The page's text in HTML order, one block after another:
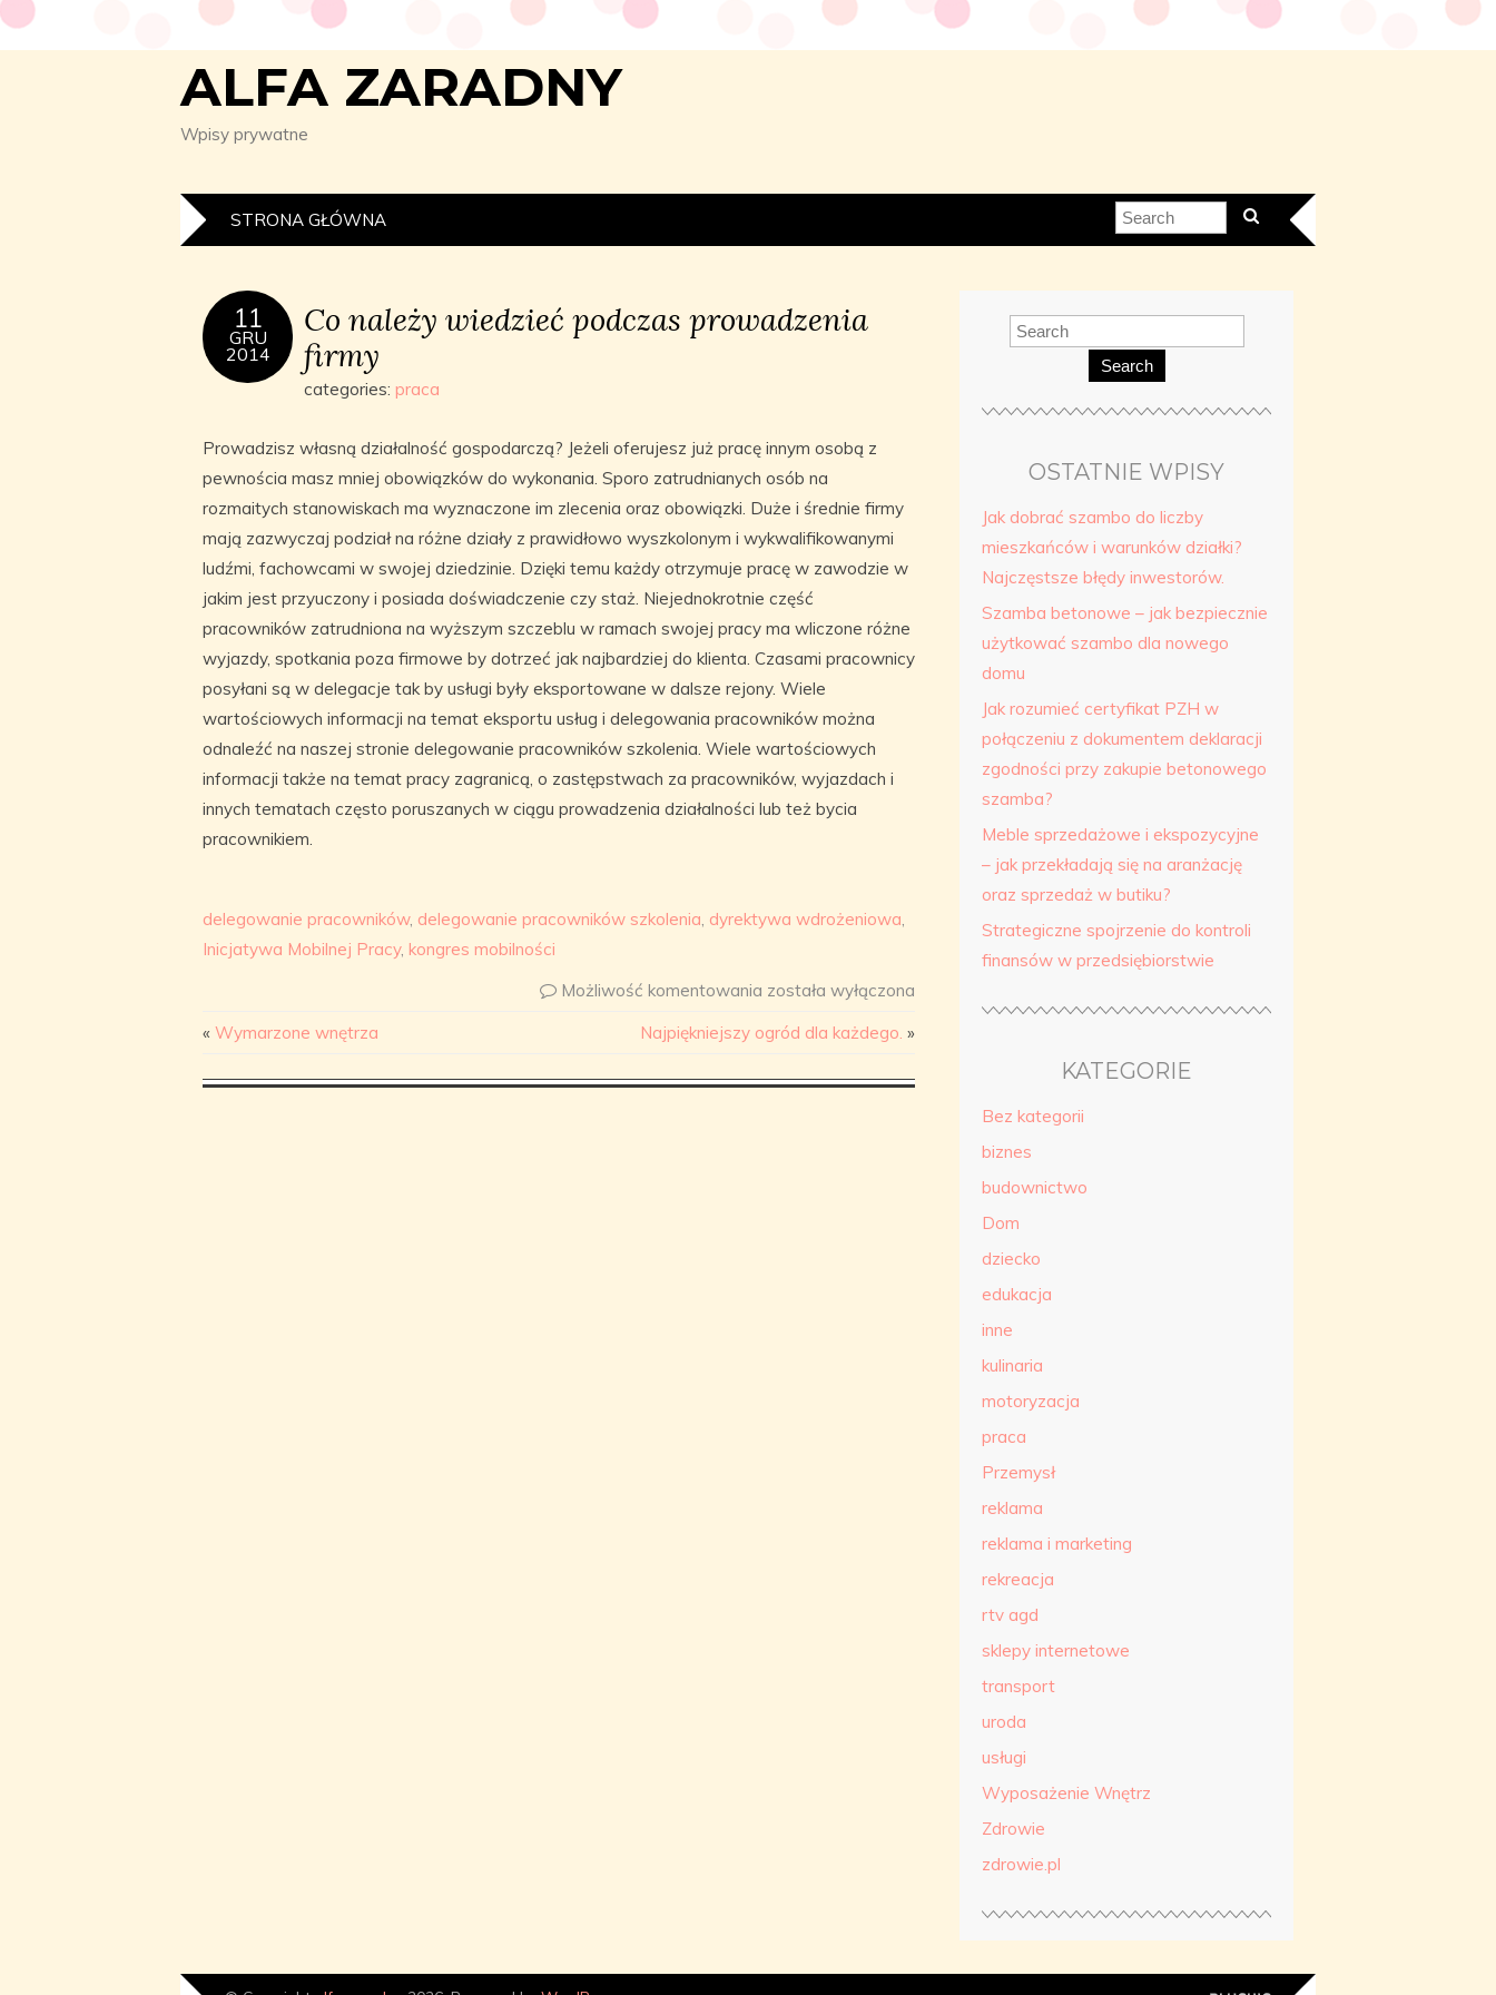
ALFA ZARADNY
Wpisy prywatne
STRONA GŁÓWNA
11
GRU
2014
Co należy wiedzieć podczas prowadzenia
firmy
categories: praca
Prowadzisz własną działalność gospodarczą? Jeżeli oferujesz już pracę innym osobą z
pewnościa masz mniej obowiązków do wykonania. Sporo zatrudnianych osób na
rozmaitych stanowiskach ma wyznaczone im zlecenia oraz obowiązki. Duże i średnie firmy
mają zazwyczaj podział na różne działy z prawidłowo wyszkolonym i wykwalifikowanymi
ludźmi, fachowcami w swojej dziedzinie. Dzięki temu każdy otrzymuje pracę w zawodzie w
jakim jest przyuczony i posiada doświadczenie czy staż. Niejednokrotnie część
pracowników zatrudniona na wyższym szczeblu w ramach swojej pracy ma wliczone różne
wyjazdy, spotkania poza firmowe by dotrzeć jak najbardziej do klienta. Czasami pracownicy
posyłani są w delegacje tak by usługi były eksportowane w dalsze rejony. Wiele
wartościowych informacji na temat eksportu usług i delegowania pracowników można
odnaleźć na naszej stronie delegowanie pracowników szkolenia. Wiele wartościowych
informacji także na temat pracy zagranicą, o zastępstwach za pracowników, wyjazdach i
innych tematach często poruszanych w ciągu prowadzenia działalności lub też bycia
pracownikiem.
delegowanie pracowników, delegowanie pracowników szkolenia, dyrektywa wdrożeniowa,
Inicjatywa Mobilnej Pracy, kongres mobilności
Możliwość komentowania została wyłączona
« Wymarzone wnętrza Najpiękniejszy ogród dla każdego. »
Search
OSTATNIE WPISY
Jak dobrać szambo do liczby
mieszkańców i warunków działki?
Najczęstsze błędy inwestorów.
Szamba betonowe – jak bezpiecznie
użytkować szambo dla nowego
domu
Jak rozumieć certyfikat PZH w
połączeniu z dokumentem deklaracji
zgodności przy zakupie betonowego
szamba?
Meble sprzedażowe i ekspozycyjne
– jak przekładają się na aranżację
oraz sprzedaż w butiku?
Strategiczne spojrzenie do kontroli
finansów w przedsiębiorstwie
KATEGORIE
Bez kategorii
biznes
budownictwo
Dom
dziecko
edukacja
inne
kulinaria
motoryzacja
praca
Przemysł
reklama
reklama i marketing
rekreacja
rtv agd
sklepy internetowe
transport
uroda
usługi
Wyposażenie Wnętrz
Zdrowie
zdrowie.pl